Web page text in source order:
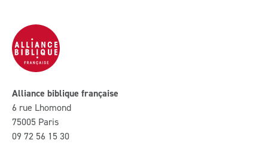
Alliance biblique française
6 rue Lhomond
75005 Paris
09 72 56 15 30